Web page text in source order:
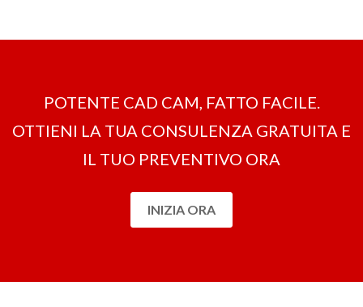
POTENTE CAD CAM, FATTO FACILE.
OTTIENI LA ​​TUA CONSULENZA GRATUITA E
IL TUO PREVENTIVO ORA
INIZIA ORA